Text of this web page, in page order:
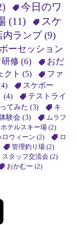
今日のワ
(11)
スケ
内ランプ(9)
ーセッション
修 (6)
おだ
クト (5)
ファ
スケボー
(4)
テストライ
てみた (3)
キ
験会 (3)
ムラフ
テルスキー場 (2)
ロウィーン (2)
ロ
管理釣り場 (2)
スタッフ交流会 (2)
おかむー (2)